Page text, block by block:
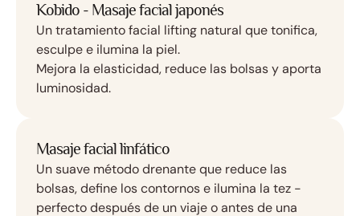
Kobido - Masaje facial japonés
Un tratamiento facial lifting natural que tonifica,
esculpe e ilumina la piel.
Mejora la elasticidad, reduce las bolsas y aporta
luminosidad.
Masaje facial linfático
Un suave método drenante que reduce las
bolsas, define los contornos e ilumina la tez -
perfecto después de un viaje o antes de una